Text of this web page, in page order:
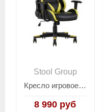
Stool Group
Кресло игровое TopChairs Gallardo желтое
8 990 руб